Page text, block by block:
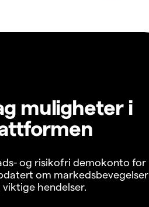
muligheter i
og risikofri demokonto for
om markedsbevegelser
viktige hendelser.